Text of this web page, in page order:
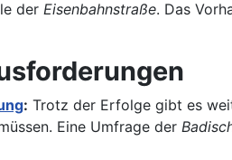
der Eisenbahnstraße. Das
: Trotz der Erfolge gibt es
Eine Umfrage der